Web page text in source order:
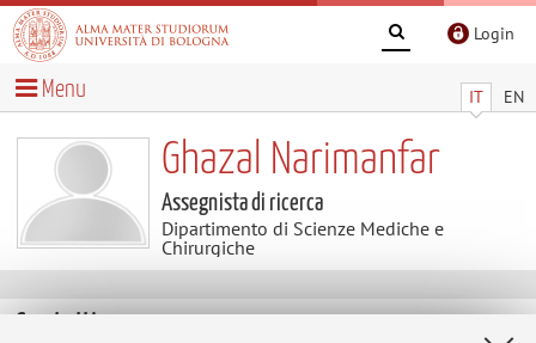
Login
IT EN
Menu
Ghazal Narimanfar
Assegnista di ricerca
Dipartimento di Scienze Mediche e
Chirurgiche
Contatti